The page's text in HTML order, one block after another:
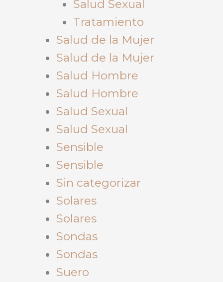
Salud Sexual
Tratamiento
Salud de la Mujer
Salud de la Mujer
Salud Hombre
Salud Hombre
Salud Sexual
Salud Sexual
Sensible
Sensible
Sin categorizar
Solares
Solares
Sondas
Sondas
Suero